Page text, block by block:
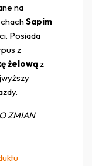
na
Sapim
Posiada
z
żelowąz
ZMIAN